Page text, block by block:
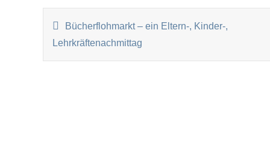
Bücherflohmarkt – ein Eltern-, Kinder-,
Lehrkräftenachmittag